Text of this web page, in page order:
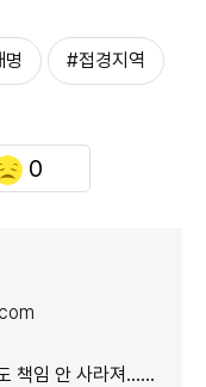
#접경지역
0
져…지금이라도 막아야"